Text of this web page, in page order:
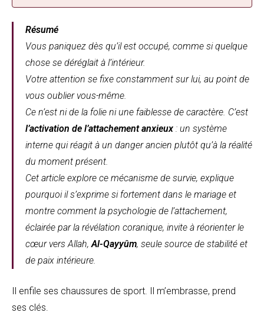
Résumé
Vous paniquez dès qu’il est occupé, comme si quelque
chose se déréglait à l’intérieur.
Votre attention se fixe constamment sur lui, au point de
vous oublier vous-même.
Ce n’est ni de la folie ni une faiblesse de caractère. C’est
l’activation de l’attachement anxieux : un système
interne qui réagit à un danger ancien plutôt qu’à la réalité
du moment présent.
Cet article explore ce mécanisme de survie, explique
pourquoi il s’exprime si fortement dans le mariage et
montre comment la psychologie de l’attachement,
éclairée par la révélation coranique, invite à réorienter le
cœur vers Allah,Al-Qayyûm, seule source de stabilité et
de paix intérieure.
Il enfile ses chaussures de sport. Il m’embrasse, prend
ses clés.